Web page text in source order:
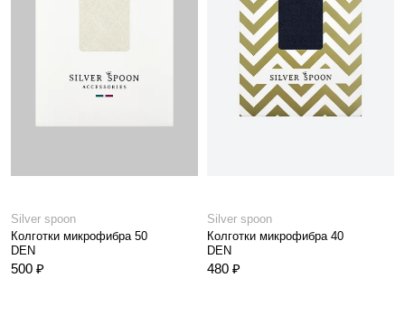
Silver spoon
Колготки микрофибра 50
DEN
500 ₽
Silver spoon
Колготки микрофибра 40
DEN
480 ₽